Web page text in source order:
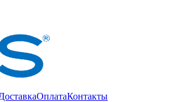
ОплатаКонтакты